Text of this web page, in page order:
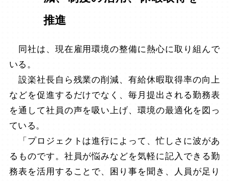
推進
同社は、現在雇用環境の整備に熱心に取り組んで
いる。
設楽社長自ら残業の削減、有給休暇取得率の向上
などを促進するだけでなく、毎月提出される勤務表
を通して社員の声を吸い上げ、環境の最適化を図っ
ている。
「プロジェクトは進行によって、忙しさに波があ
るものです。社員が悩みなどを気軽に記入できる勤
務表を活用することで、困り事を聞き、人員が足り